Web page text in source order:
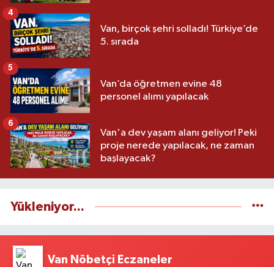
Van, birçok şehri solladı! Türkiye’de
5. sırada
4
Van’da öğretmen evine 48
personel alımı yapılacak
5
Van'a dev yaşam alanı geliyor! Peki
proje nerede yapılacak, ne zaman
başlayacak?
6
Yükleniyor...
Van Nöbetçi Eczaneler